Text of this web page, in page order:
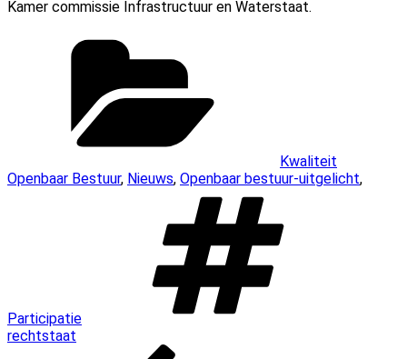
Kamer commissie Infrastructuur en Waterstaat.
Kwaliteit
Openbaar Bestuur, Nieuws, Openbaar bestuur-uitgelicht,
Participatie
rechtstaat